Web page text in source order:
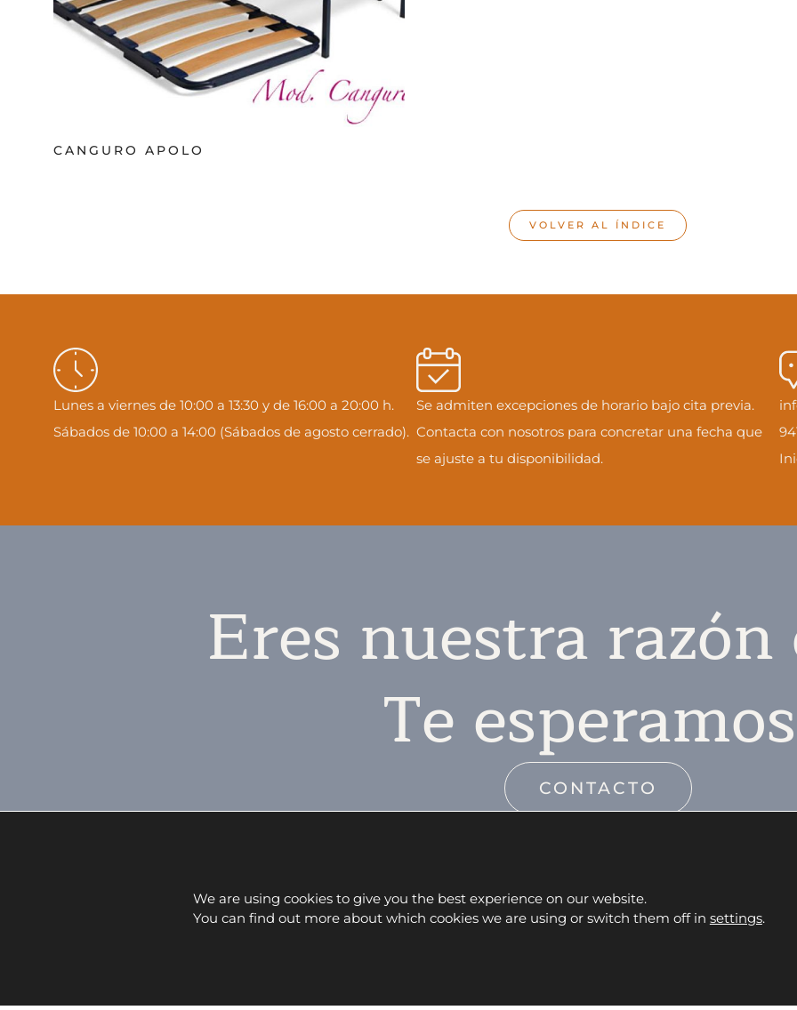
CANGURO APOLO
VOLVER AL ÍNDICE
Lunes a viernes de 10:00 a 13:30 y de 16:00 a 20:00 h.
Sábados de 10:00 a 14:00 (Sábados de agosto cerrado).
Se admiten excepciones de horario bajo cita previa.
Contacta con nosotros para concretar una fecha que
se ajuste a tu disponibilidad.
Eres nuestra razón
Te
CONTACTO
INICIO
EMPRESA SERVICIOS PRODUCTOS OUTLET CONTACTOinfo@fontanamobiliario.com
We are using cookies to give you the best experience on our website.
You can find out more about which cookies we are using or switch them off in settings.